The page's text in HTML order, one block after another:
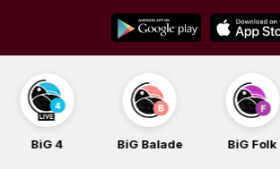
content
BiG Balade BiG Folk BiG iG